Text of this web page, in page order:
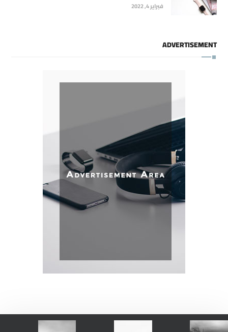
فبراير 4, 2022
ADVERTISEMENT
Instagram post
Instagram post 17994384904114366